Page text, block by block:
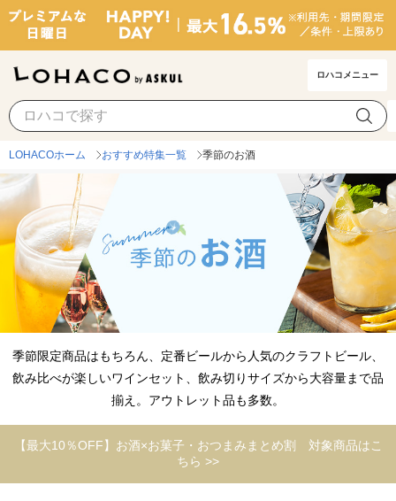
ロハコメニュー
LOHACOホーム おすすめ特集一覧 季節のお酒
季節限定商品はもちろん、定番ビールから人気のクラフトビール、
飲み比べが楽しいワインセット、飲み切りサイズから大容量まで品
揃え。アウトレット品も多数。
【最大10％OFF】お酒×お菓子・おつまみまとめ割 対象商品はこ
ちら >>